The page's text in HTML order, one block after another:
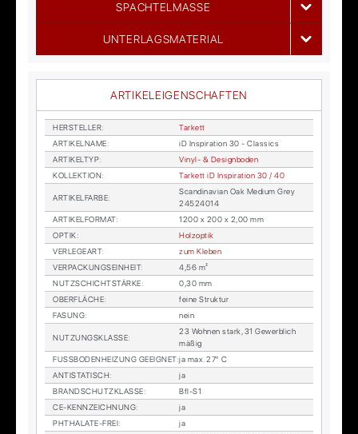
SPACHTELMASSE
UNTERLAGSMATERIAL
ARTIKELEIGENSCHAFTEN
HER­STEL­LER:
Tar­kett
AR­TI­KEL­NA­ME:
iD In­spi­ra­ti­on 30 - Clas­sics
AR­TI­KEL­TYP:
Vi­nyl- & De­sign­bo­den
KOL­LEK­TI­ON: Tar­kett iD In­spi­ra­ti­on 30 / 40
AR­TI­KEL­FAR­BE:
Scan­di­na­vi­an Oak Me­di­um Grey
24524014
AR­TI­KEL­FOR­MAT:
1200 x 200 x 2,00 mm
OP­TIK:
Holz­op­tik
VER­LE­GE­ART:
zum Kle­ben
VER­PA­CKUNGS­EIN­HEIT:
4,56 m²
NUTZ­SCHICHT­STÄR­KE:
0,30 mm
OBER­FLÄ­CHE:
fei­ne Struk­tur
FA­SUNG: nein
NUT­ZUNGS­KLAS­SE:
23 Woh­nen stark, 31 Ge­werb­lich
mä­ßig
FUSS­BO­DEN­HEI­ZUNG GE­EIG­NET:ja max. 27° C
AN­TI­STA­TISCH:
ja
BRAND­SCHUTZ­KLAS­SE:
Bfl-S1
CE-KENN­ZEICH­NUNG:
ja
PHTHA­LA­TE-FREI: ja